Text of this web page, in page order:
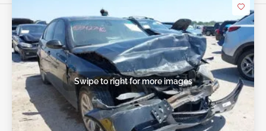
Swipe to right for more images